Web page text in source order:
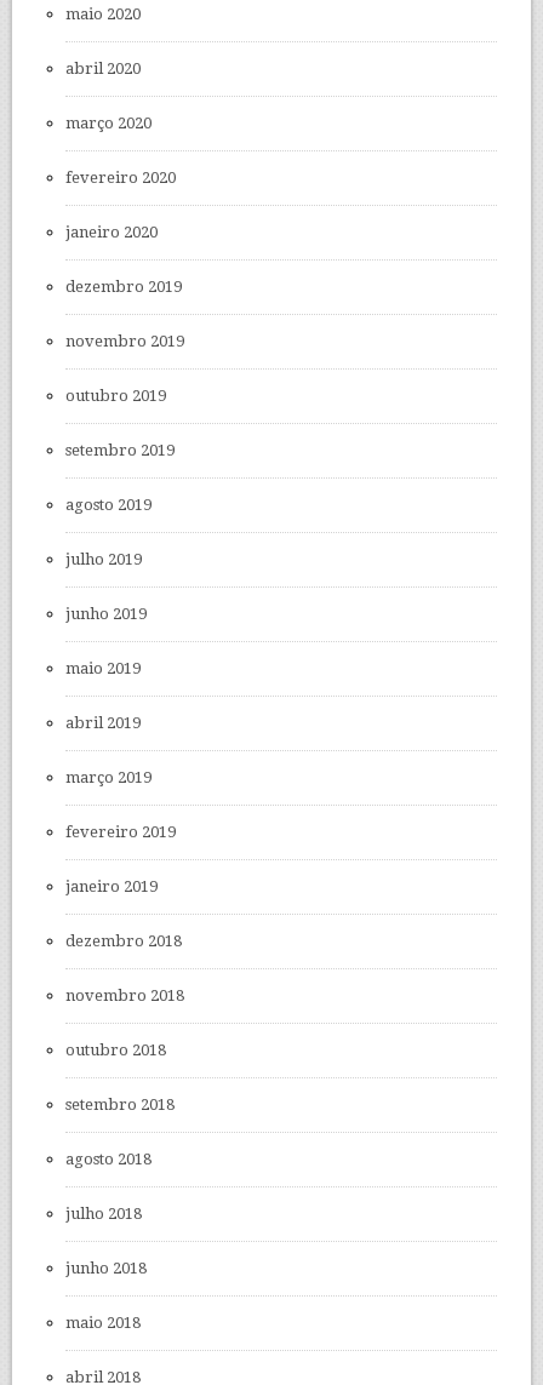
maio 2020
abril 2020
março 2020
fevereiro 2020
janeiro 2020
dezembro 2019
novembro 2019
outubro 2019
setembro 2019
agosto 2019
julho 2019
junho 2019
maio 2019
abril 2019
março 2019
fevereiro 2019
janeiro 2019
dezembro 2018
novembro 2018
outubro 2018
setembro 2018
agosto 2018
julho 2018
junho 2018
maio 2018
abril 2018